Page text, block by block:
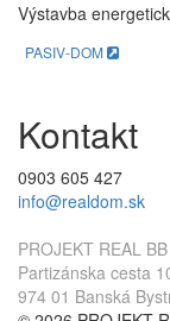
Výstavba
PASIV-DOM
Kontakt
0903 605 427
info@realdom.sk
PROJEKT REAL
Partizánska cesta
974 01 Banská